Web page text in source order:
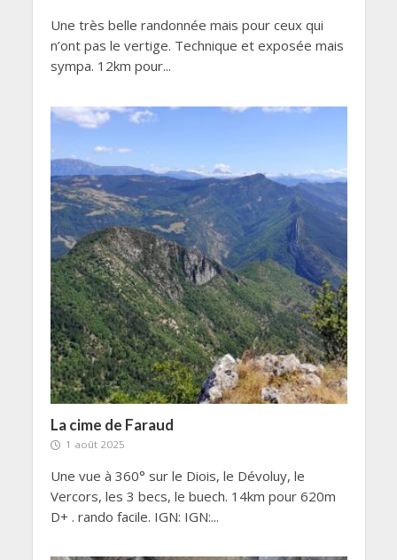
Une très belle randonnée mais pour ceux qui
n’ont pas le vertige. Technique et exposée mais
sympa. 12km pour...
La cime de Faraud
1 août 2025
Une vue à 360° sur le Diois, le Dévoluy, le
Vercors, les 3 becs, le buech. 14km pour 620m
D+ . rando facile. IGN: IGN:...